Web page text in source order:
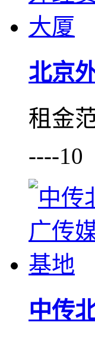
北京
租金
----10
中传